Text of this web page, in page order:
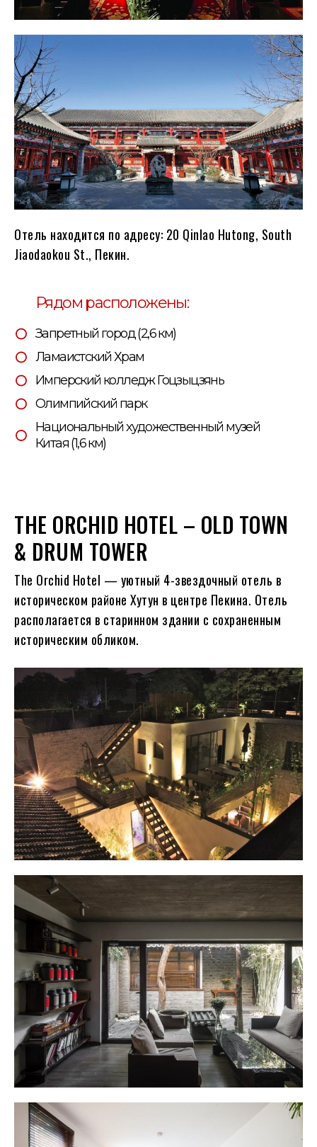
Отель находится по адресу: 20 Qinlao Hutong, South
Jiaodaokou St., Пекин.
Рядом расположены:
Запретный город (2,6 км)
Ламаистский Храм
Имперский колледж Гоцзыцзянь
Олимпийский парк
Национальный художественный музей
Китая (1,6 км)
THE ORCHID HOTEL – OLD TOWN
& DRUM TOWER
The Orchid Hotel — уютный 4-звездочный отель в
историческом районе Хутун в центре Пекина. Отель
располагается в старинном здании с сохраненным
историческим обликом.